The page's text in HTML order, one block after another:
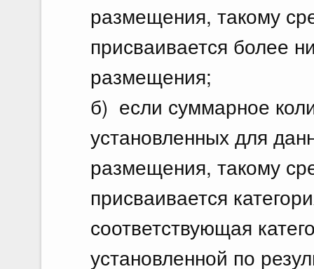
размещения, такому
присваивается более
размещения;
б) если суммарное
установленных для
размещения, такому
присваивается
соответствующая
установленной по